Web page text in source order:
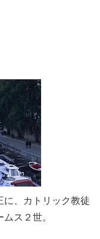
に、カトリック教徒
ス２世。